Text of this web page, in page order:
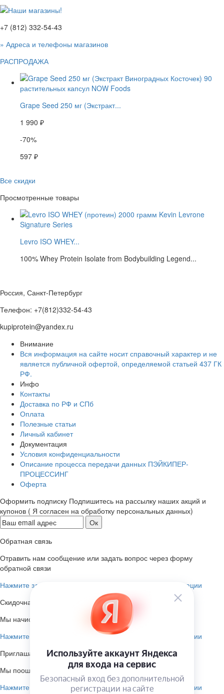
+7 (812) 332-54-43
» Адреса и телефоны магазинов
РАСПРОДАЖА
Grape Seed 250 мг (Экстракт...
1 990 ₽
-70%
597 ₽
Все скидки
Просмотренные товары
Levro ISO WHEY...
100% Whey Protein Isolate from Bodybuilding Legend...
Россия, Санкт-Петербург
Телефон: +7(812)332-54-43
kupiprotein@yandex.ru
Внимание
Вся информация на сайте носит справочный характер и не
является публичной офертой, определяемой статьей 437 ГК
РФ.
Инфо
Контакты
Доставка по РФ и СПб
Оплата
Полезные статьи
Личный кабинет
Документация
Условия конфиденциальности
Описание процесса передачи данных ПЭЙКИПЕР-
ПРОЦЕССИНГ
Оферта
Оформить подписку Подпишитесь на рассылку наших акций и
купонов ( Я согласен на обработку персональных данных)
Обратная связь
Отравить нам сообщение или задать вопрос через форму
обратной связи
Нажмите здесь для получения дополнительной информации
Скидочная система
Мы начисляем кэшбэк с покупок
Нажмите здесь для получения дополнительной информации
Приглашаем к партнёрству
Мы поощеряем наших партнёров
Нажмите здесь для получения дополнительной информации